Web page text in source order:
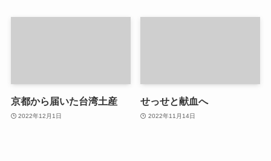
京都から届いた台湾土産
2022年12月1日
せっせと献血へ
2022年11月14日